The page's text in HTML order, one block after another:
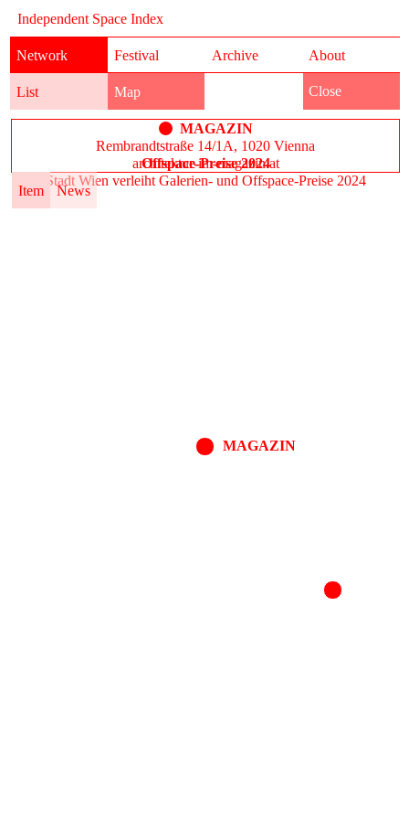
Independent Space Index
Network
List Map
Festival Archive About
MAGAZIN
Close
MAGAZIN
Rembrandtstraße 14/1A, 1020 Vienna
architektur-im-magazin.at
Item
News
Offspace-Preise 2024
Stadt Wien verleiht Galerien- und Offspace-Preise 2024